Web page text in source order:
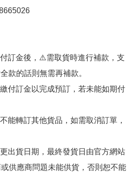
訂金後，⚠️需取貨時進行補款，支
款的話則無需再補款。
付訂金以完成預訂，若未能如期付
能轉訂其他貨品，如需取消訂單，
出貨日期，最終發貨日由官方網站
供應商問題未能供貨，否則恕不能